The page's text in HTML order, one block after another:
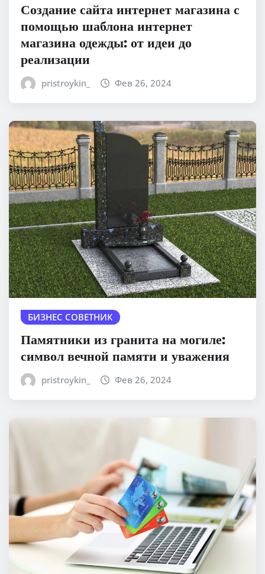
Создание сайта интернет магазина с
помощью шаблона интернет
магазина одежды: от идеи до
реализации
pristroykin_ Фев 26, 2024
БИЗНЕС СОВЕТНИК
Памятники из гранита на могиле:
символ вечной памяти и уважения
pristroykin_ Фев 26, 2024